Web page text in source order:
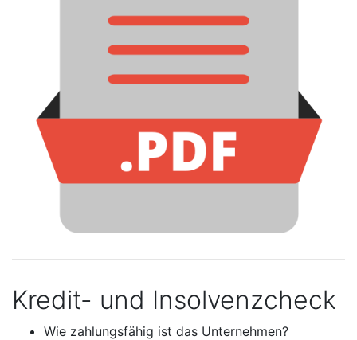
Kredit- und Insolvenzcheck
Wie zahlungsfähig ist das Unternehmen?